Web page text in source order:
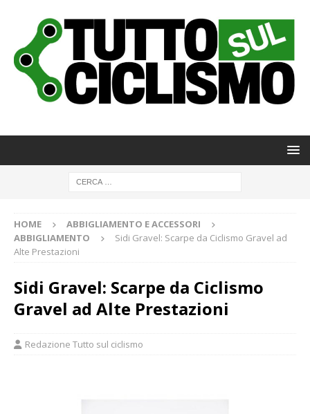
HOME
ABBIGLIAMENTO E ACCESSORI
ABBIGLIAMENTO
Sidi Gravel: Scarpe da Ciclismo Gravel ad
Alte Prestazioni
Sidi Gravel: Scarpe da Ciclismo
Gravel ad Alte Prestazioni
Redazione Tutto sul ciclismo